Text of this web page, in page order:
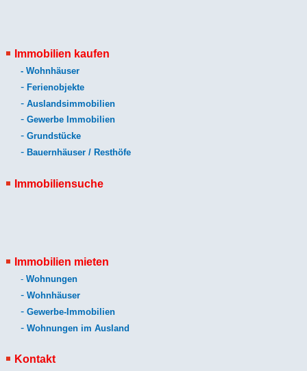
Immobilien kaufen
- Wohnhäuser
- Ferienobjekte
- Auslandsimmobilien
- Gewerbe Immobilien
- Grundstücke
- Bauernhäuser / Resthöfe
Immobiliensuche
Immobilien mieten
- Wohnungen
- Wohnhäuser
- Gewerbe-Immobilien
- Wohnungen im Ausland
Kontakt